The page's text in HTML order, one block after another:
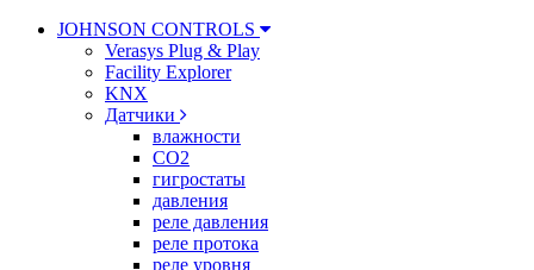
JOHNSON CONTROLS
Verasys Plug & Play
Facility Explorer
KNX
Датчики
влажности
CO2
гигростаты
давления
реле давления
реле протока
реле уровня